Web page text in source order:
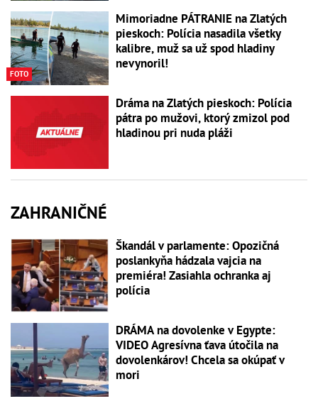
FOTO
Mimoriadne PÁTRANIE na Zlatých
pieskoch: Polícia nasadila všetky
kalibre, muž sa už spod hladiny
nevynoril!
Dráma na Zlatých pieskoch: Polícia
pátra po mužovi, ktorý zmizol pod
hladinou pri nuda pláži
ZAHRANIČNÉ
Škandál v parlamente: Opozičná
poslankyňa hádzala vajcia na
premiéra! Zasiahla ochranka aj
polícia
DRÁMA na dovolenke v Egypte:
VIDEO Agresívna ťava útočila na
dovolenkárov! Chcela sa okúpať v
mori